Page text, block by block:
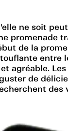
ne soit
promenade
de la
entre
agréable.
de